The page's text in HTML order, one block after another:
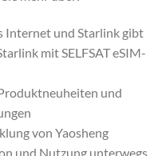
Internet und Starlink gibt
mit SELFSAT eSIM-
und
von Yaosheng
und Nutzung unterwegs